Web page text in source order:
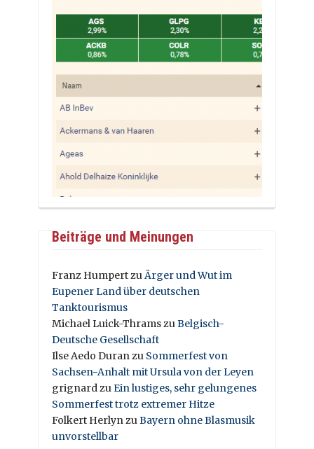
Beiträge und Meinungen
Franz HumpertzuÄrger und Wut im
Eupener Land über deutschen
Tanktourismus
Michael Luick-ThramszuBelgisch-
Deutsche Gesellschaft
Ilse Aedo Duranzu Sommerfest von
Sachsen-Anhalt mit Ursula von der Leyen
grignardzuEin lustiges, sehr gelungenes
Sommerfest trotz extremer Hitze
Folkert HerlynzuBayern ohne Blasmusik
unvorstellbar